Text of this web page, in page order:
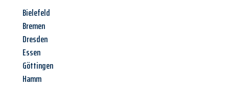
Bielefeld
Bremen
Dresden
Essen
Göttingen
Hamm